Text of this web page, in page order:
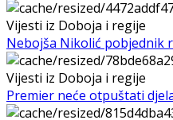
Vijesti iz Doboja i regije
Nebojša Nikolić pobjednik
Vijesti iz Doboja i regije
Premier neće otpuštati